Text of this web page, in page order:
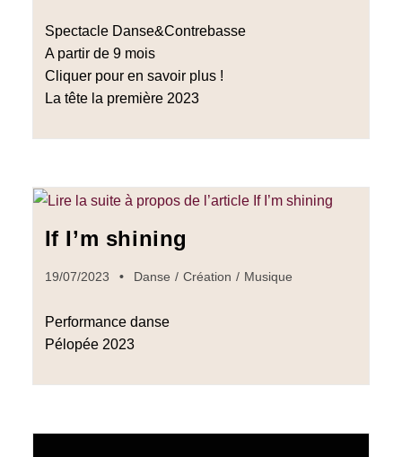
Spectacle Danse&Contrebasse
A partir de 9 mois
Cliquer pour en savoir plus !
La tête la première 2023
If I’m shining
19/07/2023 Danse / Création / Musique
Performance danse
Pélopée 2023